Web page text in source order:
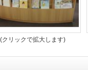
(クリックで拡大します)